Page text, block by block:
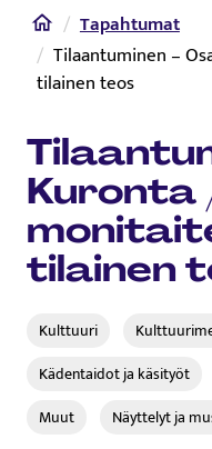
Etusivu
Tapahtumat
Tilaantuminen –
tilainen teos
Kuronta
tilainen
Kulttuuri
Kädentaidot ja käsityöt
Muut
Näyttelyt ja